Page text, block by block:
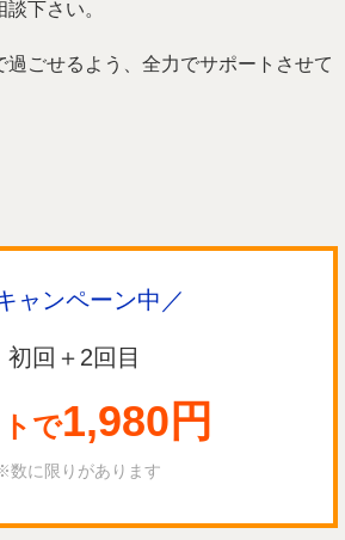
下さい。
過ごせるよう、全力でサポートさせて
ャンペーン中／
初回＋2回目
で1,980円
数に限りがあります